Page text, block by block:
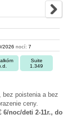
2026 nocí: 7
Suite
1.349
poistenia a bez
ceny.
6/noc/deti 2-11r., do